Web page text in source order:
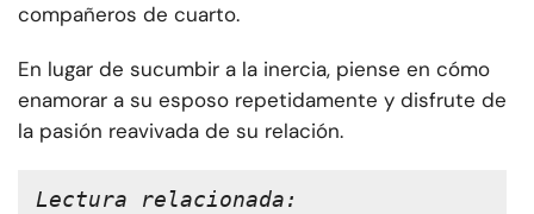
compañeros de cuarto.
En lugar de sucumbir a la inercia, piense en cómo
enamorar a su esposo repetidamente y disfrute de
la pasión reavivada de su relación.
Lectura relacionada: